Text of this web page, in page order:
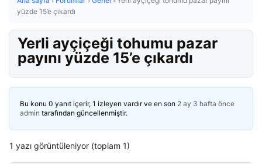
yüzde 15’e çıkardı
Yerli ayçiçeği tohumu pazar
payını yüzde 15’e çıkardı
Bu konu 0 yanıt içerir, 1 izleyen vardır ve en son 2 ay 3 hafta önce
admin tarafından güncellenmiştir.
1 yazı görüntüleniyor (toplam 1)